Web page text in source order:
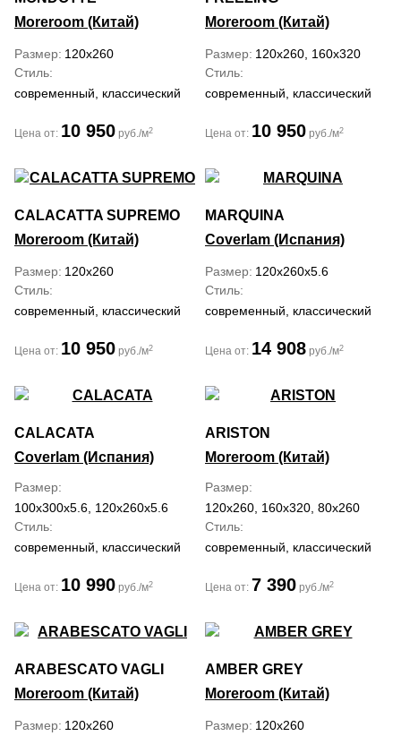
Moreroom (Китай)
Размер 120x260
Стиль
современный, классический
Цена от: 10 950 руб./м2
Moreroom (Китай)
Размер 120x260, 160x320
Стиль
современный, классический
Цена от: 10 950 руб./м2
CALACATTA SUPREMO
Moreroom (Китай)
Размер 120x260
Стиль
современный, классический
Цена от: 10 950 руб./м2
MARQUINA
Coverlam (Испания)
Размер 120x260x5.6
Стиль
современный, классический
Цена от: 14 908 руб./м2
CALACATA
Coverlam (Испания)
Размер
100x300x5.6, 120x260x5.6
Стиль
современный, классический
Цена от: 10 990 руб./м2
ARISTON
Moreroom (Китай)
Размер
120x260, 160x320, 80x260
Стиль
современный, классический
Цена от: 7 390 руб./м2
ARABESCATO VAGLI
Moreroom (Китай)
Размер 120x260
AMBER GREY
Moreroom (Китай)
Размер 120x260